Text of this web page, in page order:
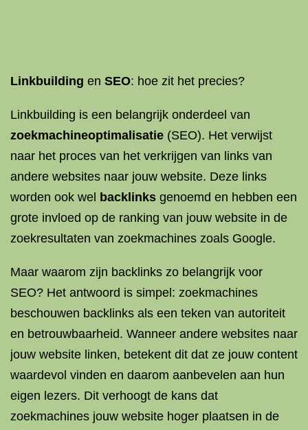
Linkbuilding en SEO: hoe zit het precies?
Linkbuilding is een belangrijk onderdeel van
zoekmachineoptimalisatie (SEO). Het verwijst
naar het proces van het verkrijgen van links van
andere websites naar jouw website. Deze links
worden ook wel backlinks genoemd en hebben een
grote invloed op de ranking van jouw website in de
zoekresultaten van zoekmachines zoals Google.
Maar waarom zijn backlinks zo belangrijk voor
SEO? Het antwoord is simpel: zoekmachines
beschouwen backlinks als een teken van autoriteit
en betrouwbaarheid. Wanneer andere websites naar
jouw website linken, betekent dit dat ze jouw content
waardevol vinden en daarom aanbevelen aan hun
eigen lezers. Dit verhoogt de kans dat
zoekmachines jouw website hoger plaatsen in de